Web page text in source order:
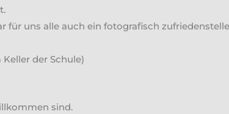
für uns alle auch ein fotografisch
der Schule)
sind.